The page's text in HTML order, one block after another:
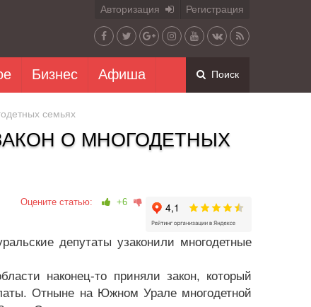
Авторизация Регистрация
Бизнес Афиша Поиск
семьях
О МНОГОДЕТНЫХ
Оцените статью: +6
депутаты узаконили многодетные
наконец-то приняли закон, который
Отныне на Южном Урале многодетной